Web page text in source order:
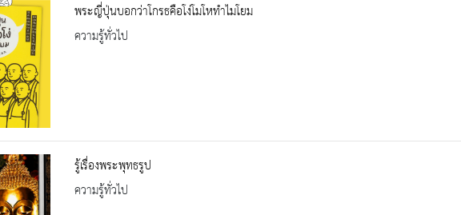
พระญี่ปุ่นบอกว่าโกรธคือโง่โมโหทำไมโยม
ความรู้ทั่วไป
รู้เรื่องพระพุทธรูป
ความรู้ทั่วไป